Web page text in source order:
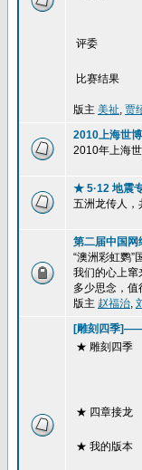
评委
比赛结果
版主 美祉, 贾
2010上海世
2010年上海
★ 5·12 地震
五洲龙传人，
第二届中国
“澳洲彩虹鹦
我们的心上窜
多少思念，
版主 赵福治,
[雕刻四季]——
★ 雕刻四季
★ 四章接龙
★ 我的版本